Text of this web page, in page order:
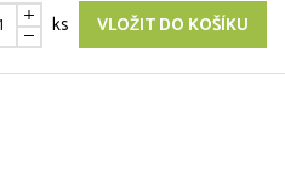
ks VLOŽIT DO KOŠÍKU